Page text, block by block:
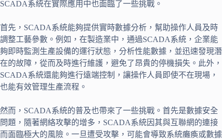
SCADA系統在實際應用中也面臨了一些挑戰。
首先，SCADA系統能夠提供實時數據分析，幫助操作人員及時
調整工藝參數。例如，在製造業中，通過SCADA系統，企業能
夠即時監測生產設備的運行狀態，分析性能數據，並迅速發現潛
在的故障，從而及時進行維護，避免了昂貴的停機損失。此外，
SCADA系統還能夠進行遠端控制，讓操作人員即使不在現場，
也能有效管理生產流程。
然而，SCADA系統的普及也帶來了一些挑戰。首先是數據安全
問題，隨著網絡攻擊的增多，SCADA系統因其與互聯網的連接
而面臨極大的風險。一旦遭受攻擊，可能會導致系統癱瘓或數據